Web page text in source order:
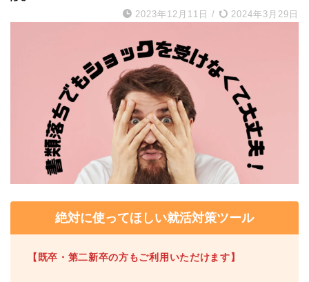
2023年12月11日 / 2024年3月29日
絶対に使ってほしい就活対策ツール
【既卒・第二新卒の方もご利用いただけます】